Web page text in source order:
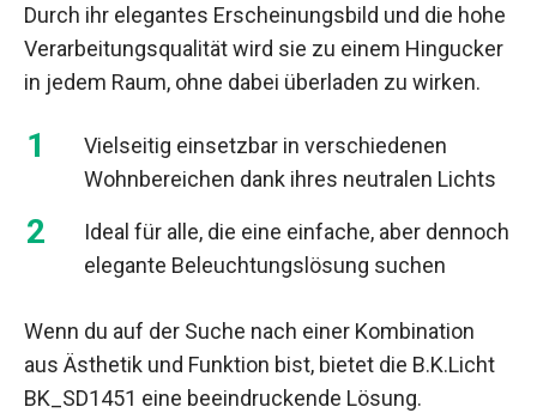
Durch ihr elegantes Erscheinungsbild und die hohe
Verarbeitungsqualität wird sie zu einem Hingucker
in jedem Raum, ohne dabei überladen zu wirken.
Vielseitig einsetzbar in verschiedenen
Wohnbereichen dank ihres neutralen Lichts
Ideal für alle, die eine einfache, aber dennoch
elegante Beleuchtungslösung suchen
Wenn du auf der Suche nach einer Kombination
aus Ästhetik und Funktion bist, bietet die B.K.Licht
BK_SD1451 eine beeindruckende Lösung.